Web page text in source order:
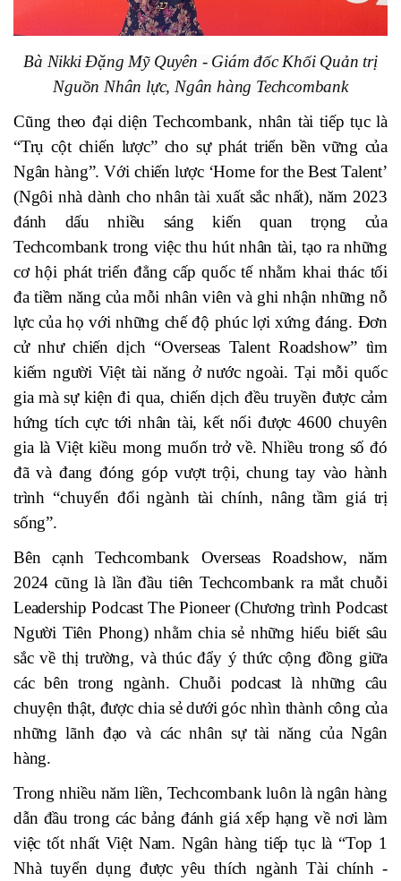
Bà Nikki Đặng Mỹ Quyên - Giám đốc Khối Quản trị
Nguồn Nhân lực, Ngân hàng Techcombank
Cũng theo đại diện Techcombank, nhân tài tiếp tục là
“Trụ cột chiến lược” cho sự phát triển bền vững của
Ngân hàng”. Với chiến lược ‘Home for the Best Talent’
(Ngôi nhà dành cho nhân tài xuất sắc nhất), năm 2023
đánh dấu nhiều sáng kiến quan trọng của
Techcombank trong việc thu hút nhân tài, tạo ra những
cơ hội phát triển đẳng cấp quốc tế nhằm khai thác tối
đa tiềm năng của mỗi nhân viên và ghi nhận những nỗ
lực của họ với những chế độ phúc lợi xứng đáng. Đơn
cử như chiến dịch “Overseas Talent Roadshow” tìm
kiếm người Việt tài năng ở nước ngoài. Tại mỗi quốc
gia mà sự kiện đi qua, chiến dịch đều truyền được cảm
hứng tích cực tới nhân tài, kết nối được 4600 chuyên
gia là Việt kiều mong muốn trở về. Nhiều trong số đó
đã và đang đóng góp vượt trội, chung tay vào hành
trình “chuyển đổi ngành tài chính, nâng tầm giá trị
sống”.
Bên cạnh Techcombank Overseas Roadshow, năm
2024 cũng là lần đầu tiên Techcombank ra mắt chuỗi
Leadership Podcast The Pioneer (Chương trình Podcast
Người Tiên Phong) nhằm chia sẻ những hiểu biết sâu
sắc về thị trường, và thúc đẩy ý thức cộng đồng giữa
các bên trong ngành. Chuỗi podcast là những câu
chuyện thật, được chia sẻ dưới góc nhìn thành công của
những lãnh đạo và các nhân sự tài năng của Ngân
hàng.
Trong nhiều năm liền, Techcombank luôn là ngân hàng
dẫn đầu trong các bảng đánh giá xếp hạng về nơi làm
việc tốt nhất Việt Nam. Ngân hàng tiếp tục là “Top 1
Nhà tuyển dụng được yêu thích ngành Tài chính -